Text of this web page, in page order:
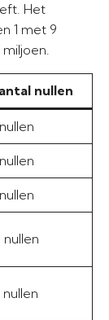
Het
1 met 9
nullen
nullen
nullen